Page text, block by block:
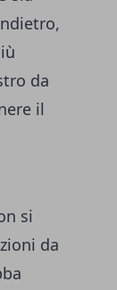
da
il
si
da